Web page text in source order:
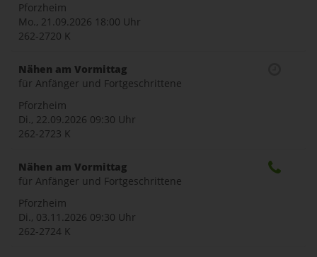
Pforzheim
Mo., 21.09.2026 18:00 Uhr
262-2720 K
Nähen am Vormittag
für Anfänger und Fortgeschrittene
Pforzheim
Di., 22.09.2026 09:30 Uhr
262-2723 K
Nähen am Vormittag
für Anfänger und Fortgeschrittene
Pforzheim
Di., 03.11.2026 09:30 Uhr
262-2724 K